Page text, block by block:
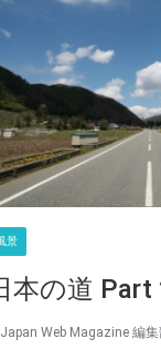
景
本の道 Part
Japan Web Magazine 編